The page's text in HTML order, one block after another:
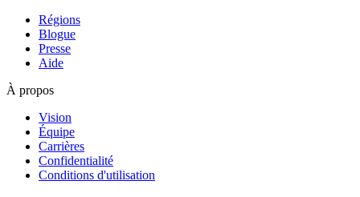
Régions
Blogue
Presse
Aide
À propos
Vision
Équipe
Carrières
Confidentialité
Conditions d'utilisation